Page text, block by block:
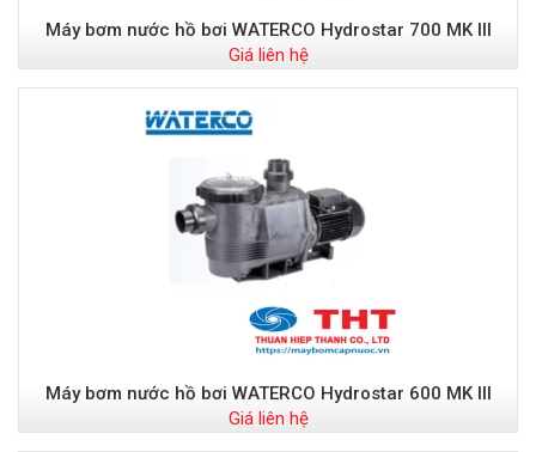
Máy bơm nước hồ bơi WATERCO Hydrostar 700 MK III
Giá liên hệ
Máy bơm nước hồ bơi WATERCO Hydrostar 600 MK III
Giá liên hệ